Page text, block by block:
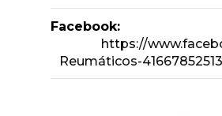
Facebook:
https://
Reumáticos-